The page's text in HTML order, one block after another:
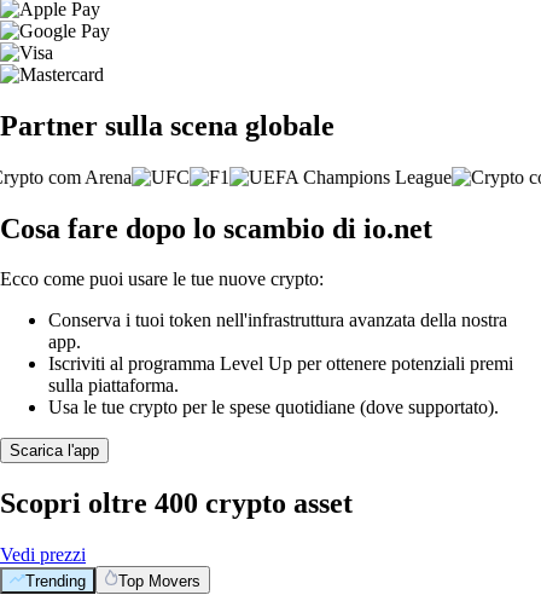
Partner sulla scena globale
Cosa fare dopo lo scambio di io.net
Ecco come puoi usare le tue nuove crypto:
Conserva i tuoi token nell'infrastruttura avanzata della nostra
app.
Iscriviti al programma Level Up per ottenere potenziali premi
sulla piattaforma.
Usa le tue crypto per le spese quotidiane (dove supportato).
Scarica l'app
Scopri oltre 400 crypto asset
Vedi prezzi
Trending Top Movers